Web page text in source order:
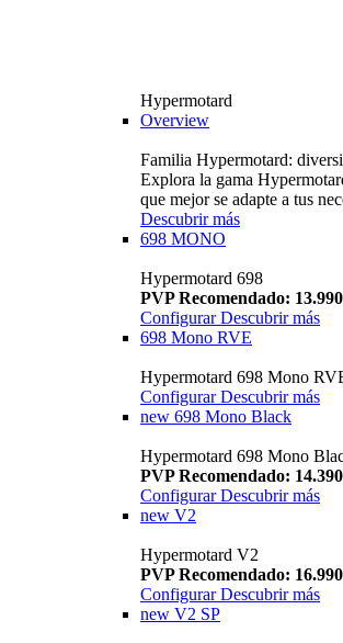
Hypermotard
Overview
Familia Hypermotard:
Explora la gama
que mejor se adapte a tus
Descubrir más
698 MONO
Hypermotard 698
PVP Recomendado:
ConfigurarDescubrir más
698 Mono RVE
Hypermotard 698 Mono
Configurar Descubrir más
new 698 Mono Black
Hypermotard 698 Mono
PVP Recomendado:
Configurar Descubrir más
new V2
Hypermotard V2
PVP Recomendado:
Configurar Descubrir más
new V2 SP